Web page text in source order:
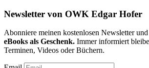
Newsletter von OWK Edgar Hofer
Abonniere meinen kostenlosen Newsletter
eBooks als Geschenk. Immer informiert
Terminen, Videos oder Büchern.